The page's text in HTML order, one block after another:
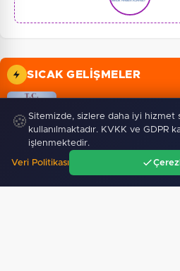
SICAK GELIŞMELER
Dört ülkeye yeni büyükelçi
08 Ağustos 2026
Arabesk müziğinin acı kaybı!
🍪 Sitemizde, sizlere daha iyi hizmet
kullanılmaktadır. KVKK ve GDPR
işlenmektedir.
Veri Politikası
Gündem